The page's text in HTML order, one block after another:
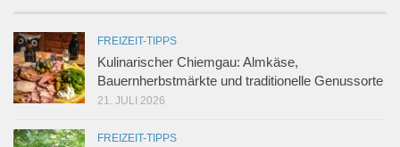
FREIZEIT-TIPPS
Kulinarischer Chiemgau: Almkäse,
Bauernherbstmärkte und traditionelle Genussorte
21. JULI 2026
FREIZEIT-TIPPS